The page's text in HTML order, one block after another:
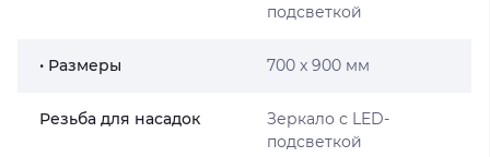
подсветкой
• Размеры 700 x 900 мм
Резьба для насадок
Зеркало с LED-
подсветкой